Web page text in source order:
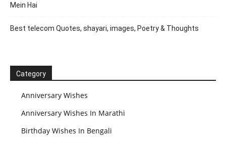
Mein Hai
Best telecom Quotes, shayari, images, Poetry & Thoughts
Category
Anniversary Wishes
Anniversary Wishes In Marathi
Birthday Wishes In Bengali